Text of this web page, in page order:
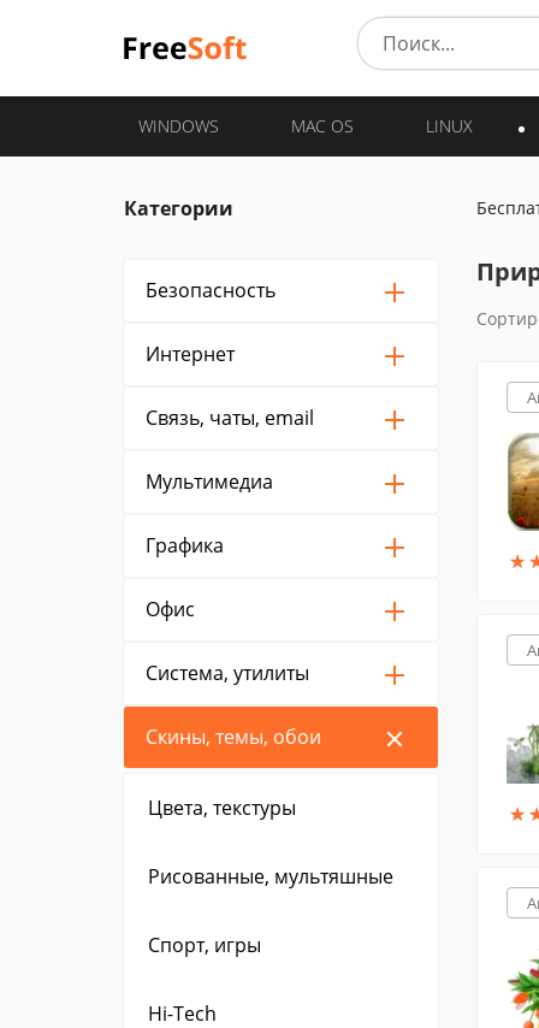
WINDOWS MAC OS LINUX
Категории
Безопасность
Интернет
Связь, чаты, email
Мультимедиа
Графика
Офис
Система, утилиты
Скины, темы, обои
Цвета, текстуры
Рисованные, мультяшные
Спорт, игры
Hi-Tech
★
★
★
★